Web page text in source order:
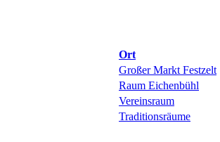
Ort
Großer Markt Festzelt
Raum Eichenbühl
Vereinsraum
Traditionsräume